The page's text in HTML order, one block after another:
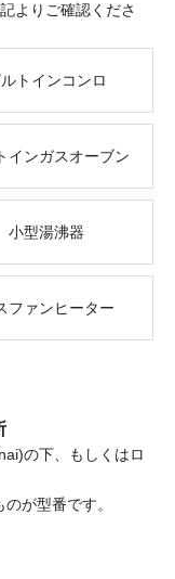
よりご確認くださ
トインコンロ
インガスオーブン
小型湯沸器
ファンヒーター
の下、もしくはロ
が型番です。